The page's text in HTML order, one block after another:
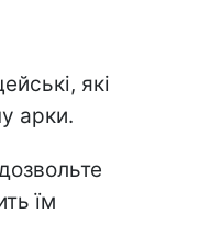
які
арки.
їм